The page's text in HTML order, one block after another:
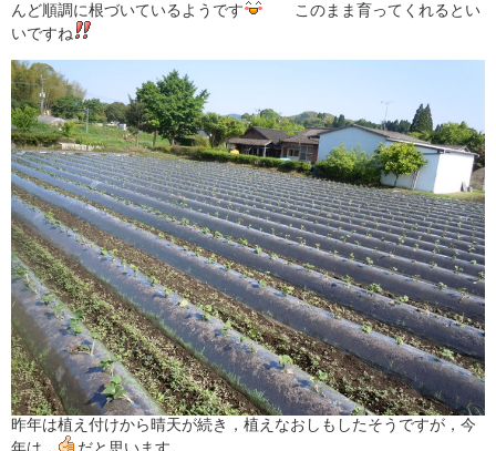
んど順調に根づいているようです
このまま育ってくれるとい
いですね
昨年は植え付けから晴天が続き，植えなおしもしたそうですが，今